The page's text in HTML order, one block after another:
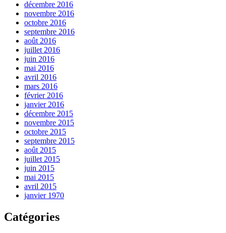
décembre 2016
novembre 2016
octobre 2016
septembre 2016
août 2016
juillet 2016
juin 2016
mai 2016
avril 2016
mars 2016
février 2016
janvier 2016
décembre 2015
novembre 2015
octobre 2015
septembre 2015
août 2015
juillet 2015
juin 2015
mai 2015
avril 2015
janvier 1970
Catégories